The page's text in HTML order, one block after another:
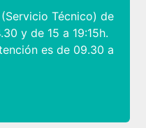
Técnico) de
y de 15 a 19:15h.
es de 09.30 a